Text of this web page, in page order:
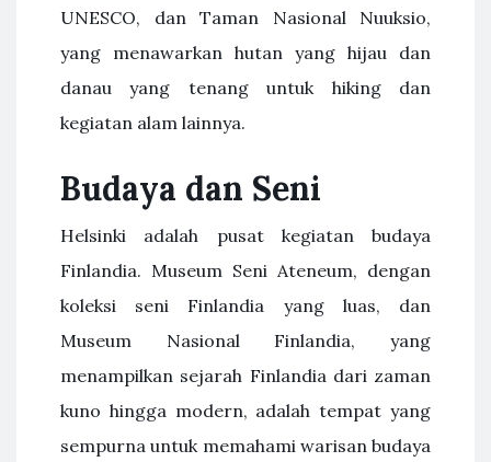
UNESCO, dan Taman Nasional Nuuksio,
yang menawarkan hutan yang hijau dan
danau yang tenang untuk hiking dan
kegiatan alam lainnya.
Budaya dan Seni
Helsinki adalah pusat kegiatan budaya
Finlandia. Museum Seni Ateneum, dengan
koleksi seni Finlandia yang luas, dan
Museum Nasional Finlandia, yang
menampilkan sejarah Finlandia dari zaman
kuno hingga modern, adalah tempat yang
sempurna untuk memahami warisan budaya